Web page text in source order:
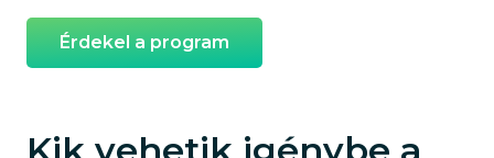
Érdekel a program
Kik vehetik igénybe a